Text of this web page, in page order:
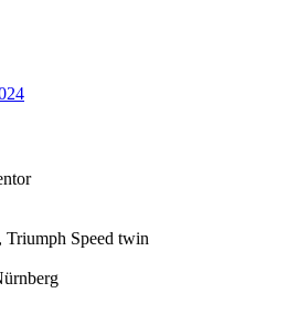
Triumph Speed twin